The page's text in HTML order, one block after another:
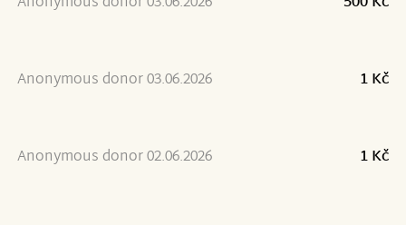
Anonymous donor 03.06.2026 1 Kč
Anonymous donor 02.06.2026 1 Kč